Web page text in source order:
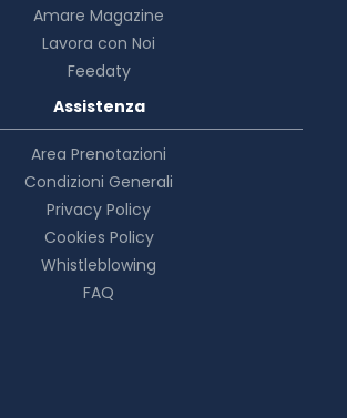
Amare Magazine
Lavora con Noi
Feedaty
Assistenza
Area Prenotazioni
Condizioni Generali
Privacy Policy
Cookies Policy
Whistleblowing
FAQ